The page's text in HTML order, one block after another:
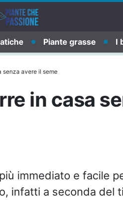
Piante grasse I
senza avere il seme
in casa
immediato e facile
infatti a seconda del